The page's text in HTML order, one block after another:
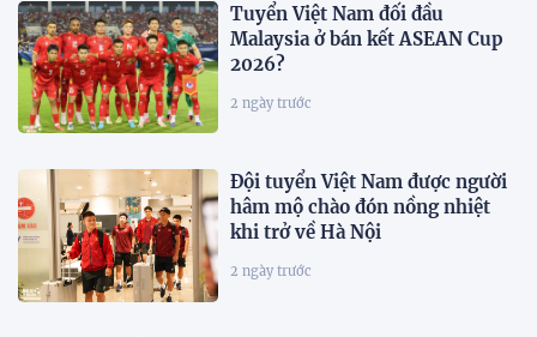
Tuyển Việt Nam đối đầu
Malaysia ở bán kết ASEAN Cup
2026?
2 ngày trước
Đội tuyển Việt Nam được người
hâm mộ chào đón nồng nhiệt
khi trở về Hà Nội
2 ngày trước